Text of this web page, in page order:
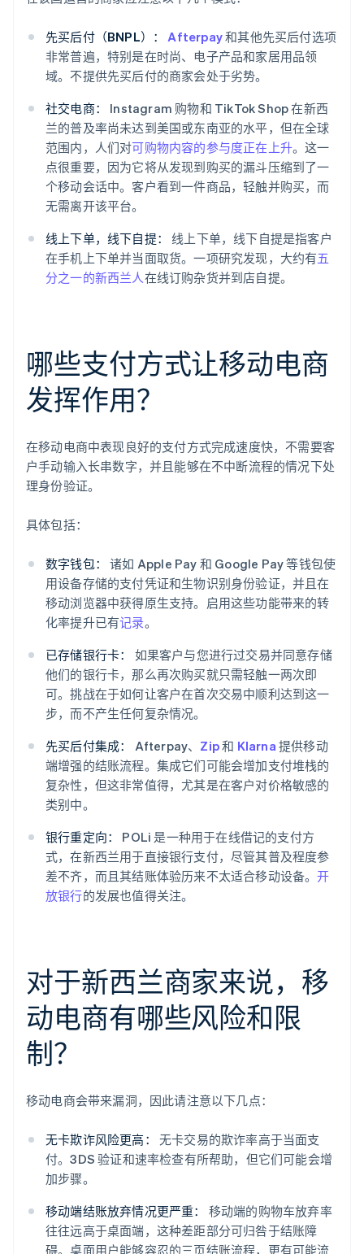
先买后付（BNPL）： Afterpay和其他先买后付选项
非常普遍，特别是在时尚、电子产品和家居用品领
域。不提供先买后付的商家会处于劣势。
社交电商：
Instagram 购物和 TikTok Shop 在新西
兰的普及率尚未达到美国或东南亚的水平，但在全球
范围内，人们对可购物内容的参与度正在上升。这一
点很重要，因为它将从发现到购买的漏斗压缩到了一
个移动会话中。客户看到一件商品，轻触并购买，而
无需离开该平台。
线上下单，线下自提：
线上下单，线下自提是指客户
在手机上下单并当面取货。一项研究发现，大约有五
分之一的新西兰人在线订购杂货并到店自提。
哪些支付方式让移动电商
发挥作用？
在移动电商中表现良好的支付方式完成速度快，不需要客
户手动输入长串数字，并且能够在不中断流程的情况下处
理身份验证。
具体包括：
数字钱包：
诸如 Apple Pay 和 Google Pay 等钱包使
用设备存储的支付凭证和生物识别身份验证，并且在
移动浏览器中获得原生支持。启用这些功能带来的转
化率提升已有记录。
已存储银行卡：
如果客户与您进行过交易并同意存储
他们的银行卡，那么再次购买就只需轻触一两次即
可。挑战在于如何让客户在首次交易中顺利达到这一
步，而不产生任何复杂情况。
先买后付集成：
Afterpay、 Zip和 Klarna 提供移动
端增强的结账流程。集成它们可能会增加支付堆栈的
复杂性，但这非常值得，尤其是在客户对价格敏感的
类别中。
银行重定向：
POLi 是一种用于在线借记的支付方
式，在新西兰用于直接银行支付，尽管其普及程度参
差不齐，而且其结账体验历来不太适合移动设备。开
放银行的发展也值得关注。
对于新西兰商家来说，移
动电商有哪些风险和限
制？
移动电商会带来漏洞，因此请注意以下几点：
无卡欺诈风险更高：
无卡交易的欺诈率高于当面支
付。3DS 验证和速率检查有所帮助，但它们可能会增
加步骤。
移动端结账放弃情况更严重：
移动端的购物车放弃率
往往远高于桌面端，这种差距部分可归咎于结账障
碍。桌面用户能够容忍的三页结账流程，更有可能流